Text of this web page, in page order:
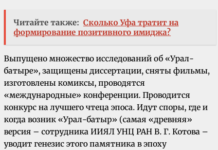
Читайте также: Сколько Уфа тратит на
формирование позитивного имиджа?
Выпущено множество исследований об «Урал-
батыре», защищены диссертации, сняты фильмы,
изготовлены комиксы, проводятся
«международные» конференции. Проводится
конкурс на лучшего чтеца эпоса. Идут споры, где и
когда возник «Урал-батыр» (самая «древняя»
версия – сотрудника ИИЯЛ УНЦ РАН В. Г. Котова –
уводит генезис этого памятника в эпоху